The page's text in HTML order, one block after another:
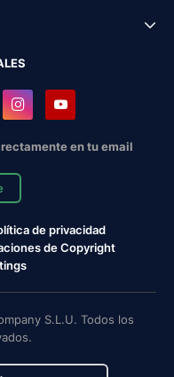
en tu email
de privacidad
de Copyright
S.L.U. Todos los